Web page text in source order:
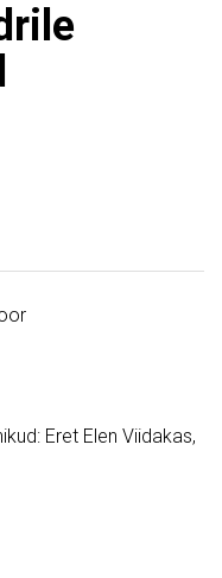
Eret Elen Viidakas,